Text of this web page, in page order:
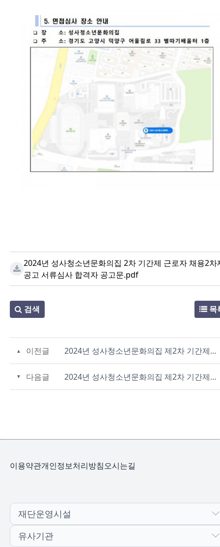
2024년 성사청소년문화의집 2차 기간제 근로자 채용2차
공고 서류심사 합격자 공고문.pdf
검색 목
이전글 2024년 성사청소년문화의집 제2차 기간제근로자 채용(주교청소년자유공간 운영) 최종 합격자 공고
다음글 2024년 성사청소년문화의집 제2차 기간제근로자 채용(주교청소년자유공간 운영) 2차 재공고
이용약관개인정보처리방침오시는길
재단운영시설
유사기관